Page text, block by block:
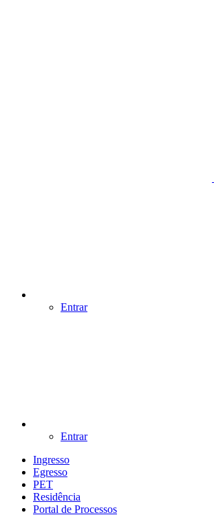
Entrar
Entrar
Ingresso
Egresso
PET
Residência
Portal de Processos